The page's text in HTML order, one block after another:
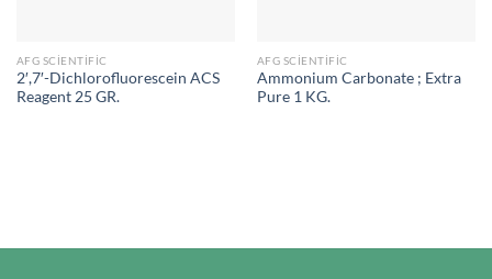
AFG SCIENTIFIC
2′,7′-Dichlorofluorescein ACS
Reagent 25 GR.
AFG SCIENTIFIC
Ammonium Carbonate ; Extra
Pure 1 KG.